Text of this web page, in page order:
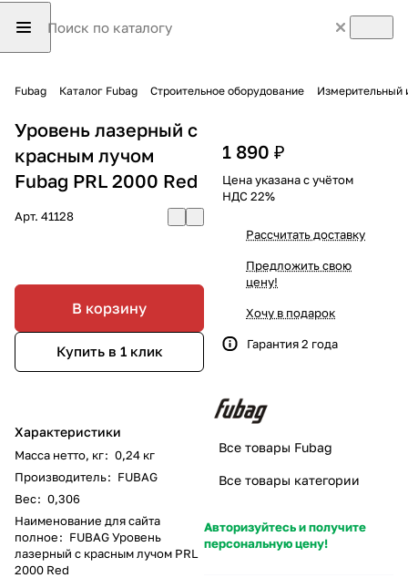
Fubag Каталог Fubag Строительное оборудование Измерительный
Уровень лазерный с
красным лучом
Fubag PRL 2000 Red
Арт. 41128
В корзину
Купить в 1 клик
Характеристики
Масса нетто, кг: 0,24 кг
Производитель: FUBAG
Вес: 0,306
Наименование для сайта
полное: FUBAG Уровень
лазерный с красным лучом PRL
2000 Red
1 890 ₽
Цена указана с учётом
НДС 22%
Рассчитать доставку
Предложить свою
цену!
Хочу в подарок
Гарантия 2 года
Все товары Fubag
Все товары категории
Авторизуйтесь и получите
персональную цену!